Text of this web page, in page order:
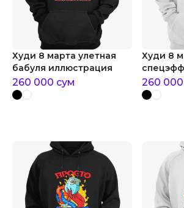
Худи 8 марта улетная
бабуля иллюстрация
260 000 сум
Худи 8
260 000